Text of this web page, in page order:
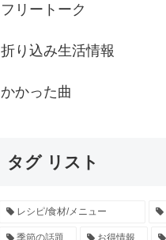
フリートーク
折り込み生活情報
かかった曲
タグ リスト
レシピ/食材/メニュー
季節の話題 お得情報